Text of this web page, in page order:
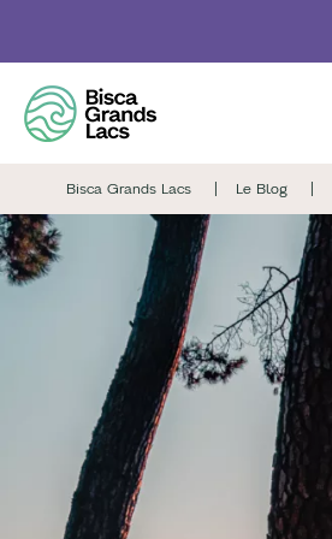
main
content
Bisca Grands Lacs Le Blog